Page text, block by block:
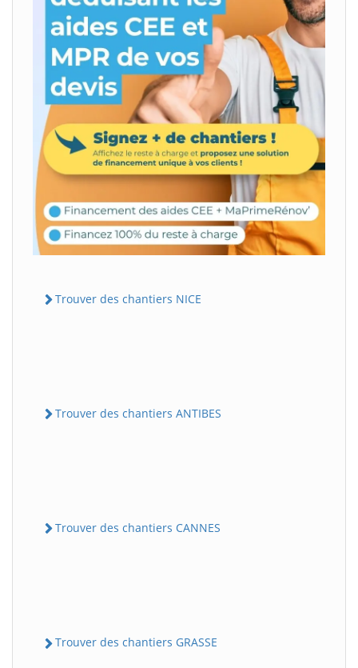
Trouver des chantiers NICE
Trouver des chantiers ANTIBES
Trouver des chantiers CANNES
Trouver des chantiers GRASSE